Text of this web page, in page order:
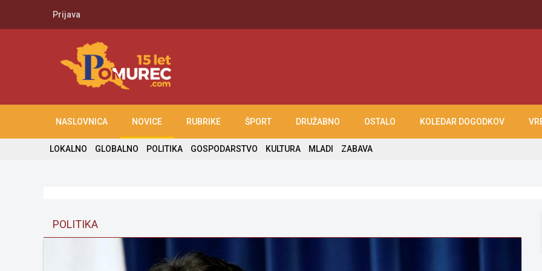
Prijava
NASLOVNICA NOVICE RUBRIKE ŠPORT DRUŽABNO OSTALO KOLEDAR DOGODKOV
LOKALNO GLOBALNO POLITIKA GOSPODARSTVO KULTURA MLADI ZABAVA
POLITIKA